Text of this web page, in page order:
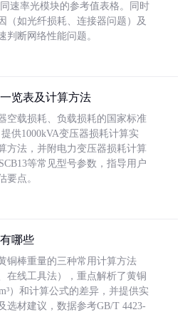
速率光模块的参考值表格。同时
（如光纤损耗、连接器问题）及
判断网络性能问题。
览表及计算方法
空载损耗、负载损耗的国家标准
提供1000kVA变压器损耗计算实
方法，并附电力变压器损耗计算
等常见型号参数，指导用户
要点。
哪些
铜棒重量的三种常用计算方法
在线工具法），重点解析了黄铜
）和计算公式的差异，并提供实
选材建议，数据参考GB/T 4423-